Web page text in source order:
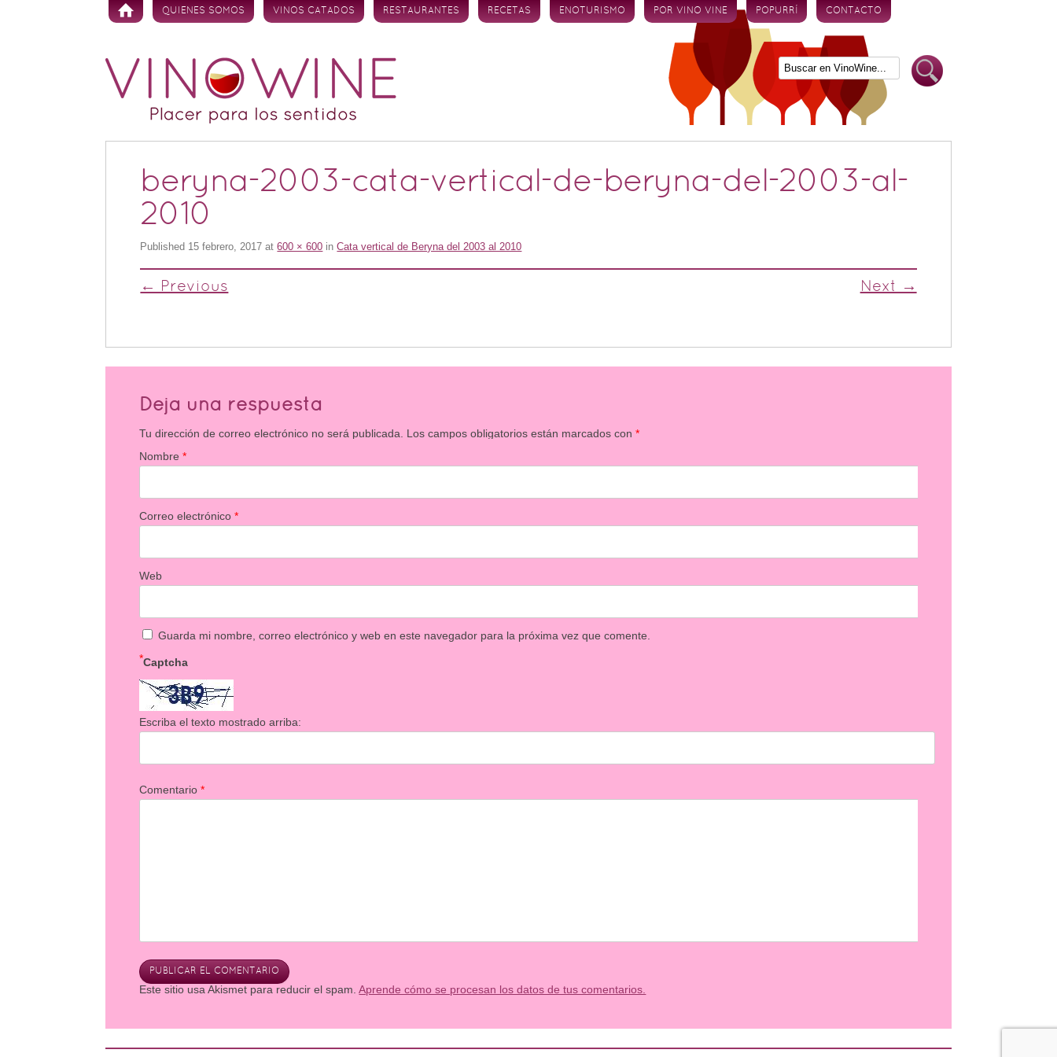
Skip to content
QUIENES SOMOS VINOS CATADOS RESTAURANTES RECETAS ENOTURISMO POR VINO VINE POPURRÍ CONTACTO
beryna-2003-cata-vertical-de-beryna-del-2003-al-
2010
Published 15 febrero, 2017 at600 × 600 inCata vertical de Beryna del 2003 al 2010
← Previous Next →
Deja una respuesta
Tu dirección de correo electrónico no será publicada. Los campos obligatorios están marcados con*
Nombre*
Correo electrónico*
Web
Guarda mi nombre, correo electrónico y web en este navegador para la próxima vez que comente.
Captcha
*
Escriba el texto mostrado arriba:
Comentario*
Este sitio usa Akismet para reducir el spam.Aprende cómo se procesan los datos de tus comentarios.